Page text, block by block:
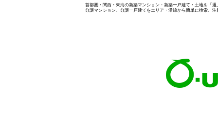
首都圏・関西・東海の新築マンション・新築一戸建て・土地を「
分譲マンション、分譲一戸建てをエリア・沿線から簡単に検索。